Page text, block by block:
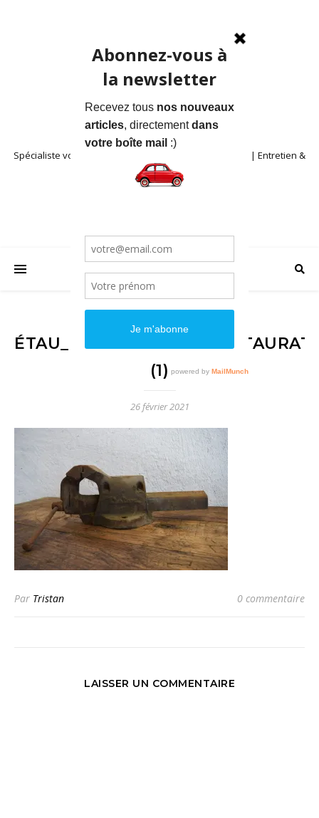
Spécialiste voitures anciennes en Provence | Location | Entretien &
Restauration | Blog
(1)
26 février 2021
Par Tristan 0 commentaire
LAISSER UN COMMENTAIRE